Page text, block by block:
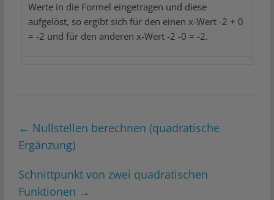
Werte in die Formel eingetragen und diese
aufgelöst, so ergibt sich für den einen x-Wert -2 + 0
= -2 und für den anderen x-Wert -2 -0 = -2.
← Nullstellen berechnen (quadratische
Ergänzung)
Schnittpunkt von zwei quadratischen
Funktionen →